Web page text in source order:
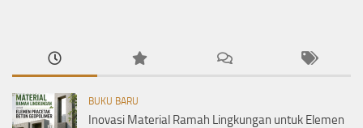
BUKU BARU
Inovasi Material Ramah Lingkungan untuk Elemen